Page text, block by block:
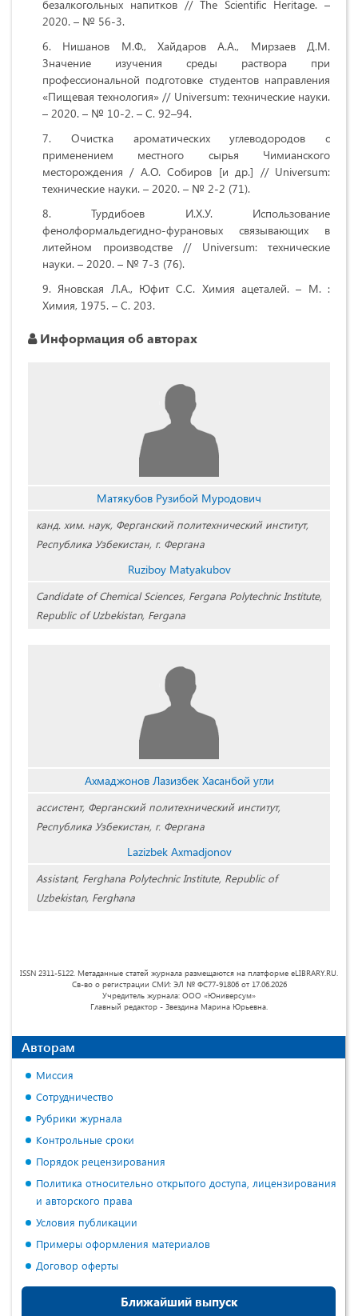
безалкогольных напитков // The Scientific Heritage. –
2020. – № 56-3.
Нишанов М.Ф., Хайдаров А.А., Мирзаев Д.М.
Значение изучения среды раствора при
профессиональной подготовке студентов направления
«Пищевая технология» // Universum: технические науки.
– 2020. – № 10-2. – С. 92–94.
Очистка ароматических углеводородов с
применением местного сырья Чимианского
месторождения / А.О. Собиров [и др.] // Universum:
технические науки. – 2020. – № 2-2 (71).
Турдибоев И.Х.У. Использование
фенолформальдегидно-фурановых связывающих в
литейном производстве // Universum: технические
науки. – 2020. – № 7-3 (76).
Яновская Л.А., Юфит С.С. Химия ацеталей. – М. :
Химия, 1975. – С. 203.
Информация об авторах
Матякубов Рузибой Муродович
канд. хим. наук, Ферганский политехнический институт,
Республика Узбекистан, г. Фергана
Ruziboy Matyakubov
Candidate of Chemical Sciences, Fergana Polytechnic Institute,
Republic of Uzbekistan, Fergana
Ахмаджонов Лазизбек Хасанбой угли
ассистент, Ферганский политехнический институт,
Республика Узбекистан, г. Фергана
Lazizbek Axmadjonov
Assistant, Ferghana Polytechnic Institute, Republic of
Uzbekistan, Ferghana
ISSN 2311-5122. Метаданные статей журнала размещаются на платформе eLIBRARY.RU.
Св-во о регистрации СМИ: ЭЛ № ФС77-91806 от 17.06.2026
Учредитель журнала: ООО «Юниверсум»
Главный редактор - Звездина Марина Юрьевна.
Авторам
Миссия
Сотрудничество
Рубрики журнала
Контрольные сроки
Порядок рецензирования
Политика относительно открытого доступа, лицензирования
и авторского права
Условия публикации
Примеры оформления материалов
Договор оферты
Ближайший выпуск